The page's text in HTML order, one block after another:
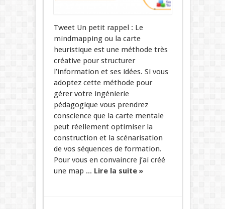
Tweet Un petit rappel : Le
mindmapping ou la carte
heuristique est une méthode très
créative pour structurer
l’information et ses idées. Si vous
adoptez cette méthode pour
gérer votre ingénierie
pédagogique vous prendrez
conscience que la carte mentale
peut réellement optimiser la
construction et la scénarisation
de vos séquences de formation.
Pour vous en convaincre j’ai créé
une map ... Lire la suite »